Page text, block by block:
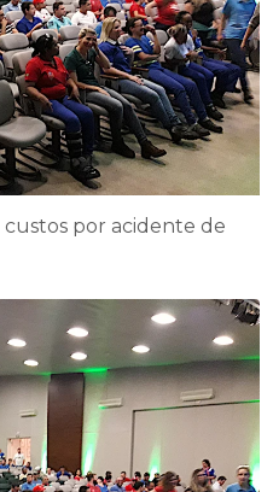
por acidente de